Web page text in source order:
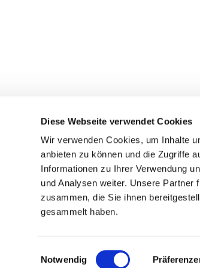
Diese Webseite verwendet Cookies
Wir verwenden Cookies, um Inhalte
anbieten zu können und die Zugriffe
Informationen zu Ihrer Verwendung
und Analysen weiter. Unsere Partner
zusammen, die Sie ihnen
gesammelt haben.
Einwilligungsauswahl
Notwendig
Katholische Kirchengemeinde